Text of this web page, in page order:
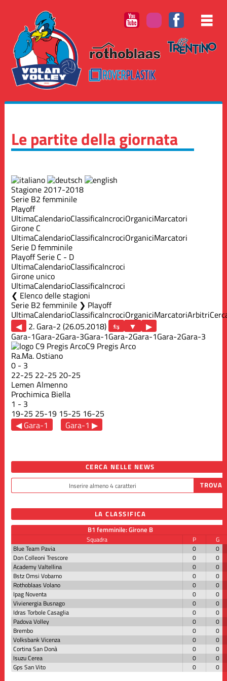
Le partite della giornata
Stagione 2017-2018
Serie B2 femminile
Playoff
UltimaCalendarioClassificaIncrociOrganiciMarcatori
Girone C
UltimaCalendarioClassificaIncrociOrganiciMarcatori
Serie D femminile
Playoff Serie C - D
UltimaCalendarioClassificaIncroci
Girone unico
UltimaCalendarioClassificaIncroci
Elenco delle stagioni
Serie B2 femminile ❯ Playoff
UltimaCalendarioClassificaIncrociOrganiciMarcatoriArbitri
◀ 2. Gara-2 (26.05.2018)
▶
Gara-1Gara-2Gara-3Gara-1Gara-2Gara-1Gara-2Gara-3
C9 Pregis Arco
Ra.Ma. Ostiano
0 - 3
22-25 22-25 20-25
Lemen Almenno
Prochimica Biella
1 - 3
19-25 25-19 15-25 16-25
◀ Gara-1
Gara-1 ▶
CERCA NELLE NEWS
LA CLASSIFICA
B1 femminile: Girone B
Squadra P
G
Blue Team Pavia
0
0
Don Colleoni Trescore
0
0
Academy Valtellina
0
0
Bstz Omsi Vobarno
0
0
Rothoblaas Volano
0
0
Ipag Noventa
0
0
Vivienergia Busnago
0
0
Idras Torbole Casaglia
0
0
Padova Volley
0
0
Brembo
0
0
Volksbank Vicenza
0
0
Cortina San Donà
0
0
Isuzu Cerea
0
0
Gps San Vito
0 0